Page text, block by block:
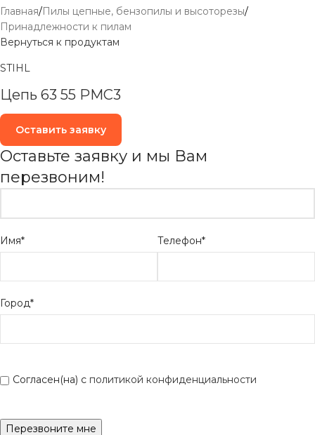
Главная/Пилы цепные, бензопилы и высоторезы/
Принадлежности к пилам
Вернуться к продуктам
STIHL
Цепь 63 55 PMC3
Оставить заявку
Оставьте заявку и мы Вам
перезвоним!
Имя* Телефон*
Город*
Согласен(на) с политикой конфиденциальности